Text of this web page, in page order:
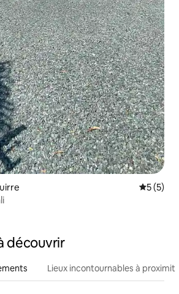
5 (5)
découvrir
Lieux incontournables à